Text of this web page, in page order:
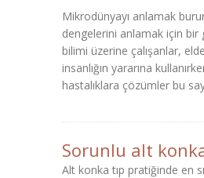
Mikrodünyayı anlamak
dengelerini anlamak için bir
bilimi üzerine çalışanlar,
insanlığın yararına
hastalıklara çözümler bu
Sorunlu alt
Alt konka tıp pratiğinde en